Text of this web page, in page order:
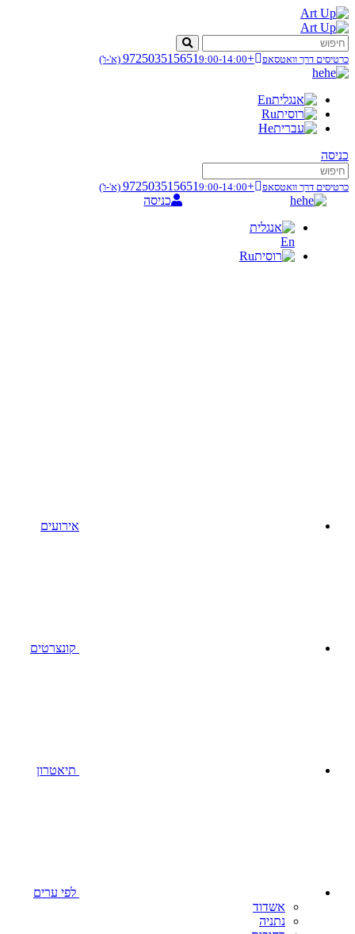
כרטיסים דרך וואטסאפ +972503515651
9:00-14:00 (א'-ו')
he
En
Ru
He
כניסה
כרטיסים דרך וואטסאפ +972503515651
9:00-14:00 (א'-ו')
he
En
Ru
כניסה
אירועים
קונצרטים
תיאטרון
לפי ערים
אשדוד
נתניה